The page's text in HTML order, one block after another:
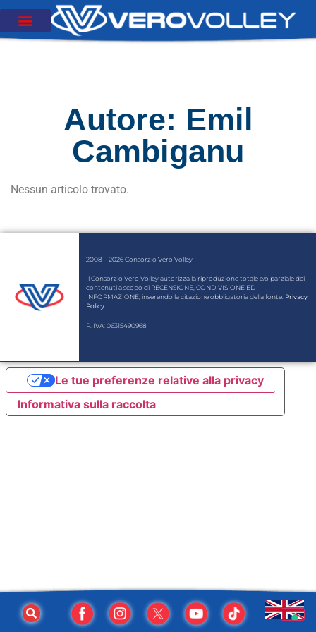
Autore: Emil
Cambiganu
Nessun articolo trovato.
2008 – 2026 Consorzio Vero Volley
Il Consorzio Vero Volley autorizza la riproduzione totale e/o parziale dei
contenuti a scopo di RECENSIONE, CONDIVISIONE ED
INFORMAZIONE, inserendo la citazione obbligatoria della fonte. Privacy
Policy.
P. IVA: 06315490968
Informativa sulla raccolta
Le tue preferenze relative alla privacy